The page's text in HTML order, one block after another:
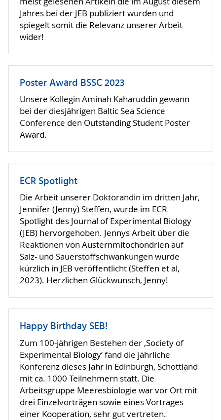
Jahres bei der JEB publiziert wurden und
spiegelt somit die Relevanz unserer Arbeit
wider!
Poster Award BSSC 2023
Unsere Kollegin Aminah Kaharuddin gewann
bei der diesjährigen Baltic Sea Science
Conference den Outstanding Student Poster
Award.
ECR Spotlight
Die Arbeit unserer Doktorandin im dritten Jahr,
Jennifer (Jenny) Steffen, wurde im ECR
Spotlight des Journal of Experimental Biology
(JEB) hervorgehoben. Jennys Arbeit über die
Reaktionen von Austernmitochondrien auf
Salz- und Sauerstoffschwankungen wurde
kürzlich in JEB veröffentlicht (Steffen et al,
2023). Herzlichen Glückwunsch, Jenny!
Happy Birthday SEB!
Zum 100-jährigen Bestehen der ‚Society of
Experimental Biology‘ fand die jährliche
Konferenz dieses Jahr in Edinburgh, Schottland
mit ca. 1000 Teilnehmern statt. Die
Arbeitsgruppe Meeresbiologie war vor Ort mit
drei Einzelvorträgen sowie eines Vortrages
einer Kooperation, sehr gut vertreten.